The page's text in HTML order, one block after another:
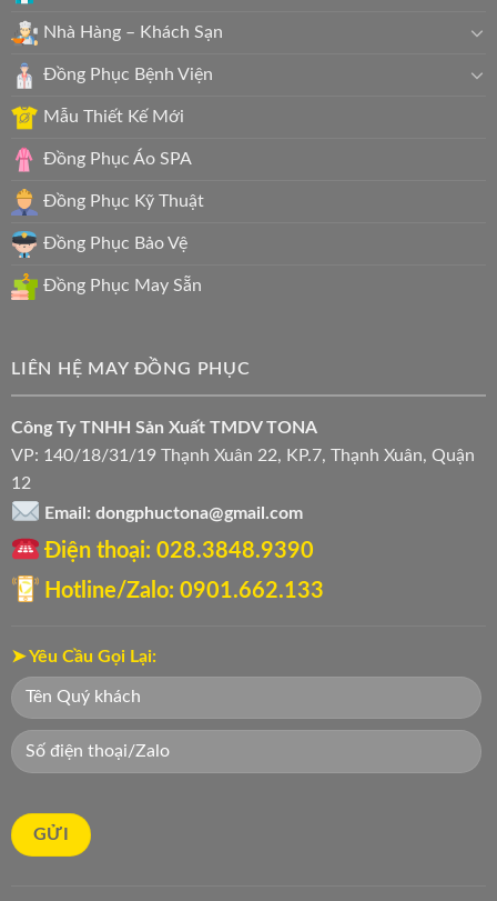
Nhà Hàng – Khách Sạn
Đồng Phục Bệnh Viện
Mẫu Thiết Kế Mới
Đồng Phục Áo SPA
Đồng Phục Kỹ Thuật
Đồng Phục Bảo Vệ
Đồng Phục May Sẵn
LIÊN HỆ MAY ĐỒNG PHỤC
Công Ty TNHH Sản Xuất TMDV TONA
VP: 140/18/31/19 Thạnh Xuân 22, KP.7, Thạnh Xuân, Quận
12
Email: dongphuctona@gmail.com
Điện thoại: ‭028.3848.9390‬
Hotline/Zalo: 0901.662.133
➤ Yêu Cầu Gọi Lại: